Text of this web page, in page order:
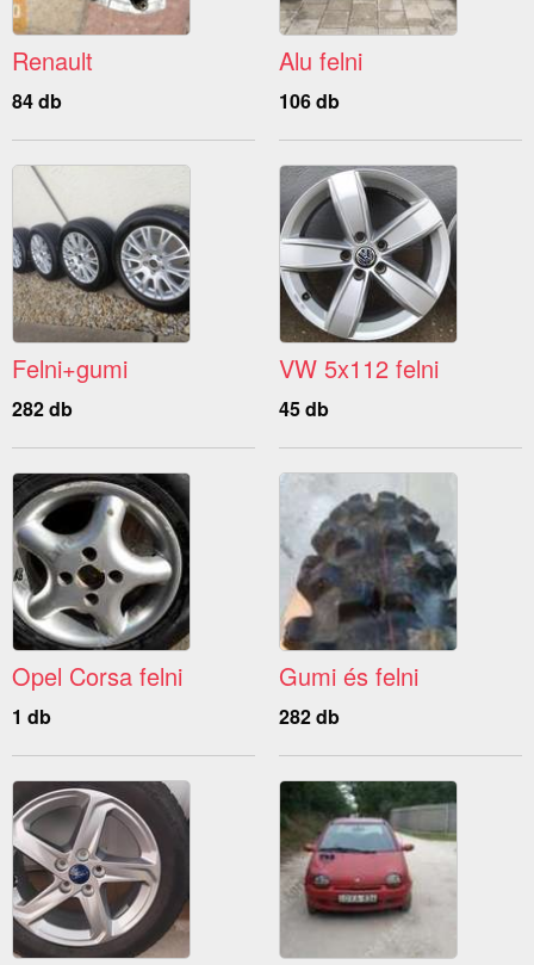
Renault
84 db
Alu felni
106 db
Felni+gumi
282 db
VW 5x112 felni
45 db
Opel Corsa felni
1 db
Gumi és felni
282 db